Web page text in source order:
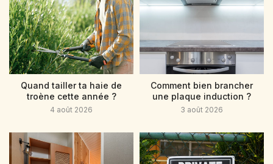
Quand tailler ta haie de
troène cette année ?
4 août 2026
Comment bien brancher
une plaque induction ?
3 août 2026